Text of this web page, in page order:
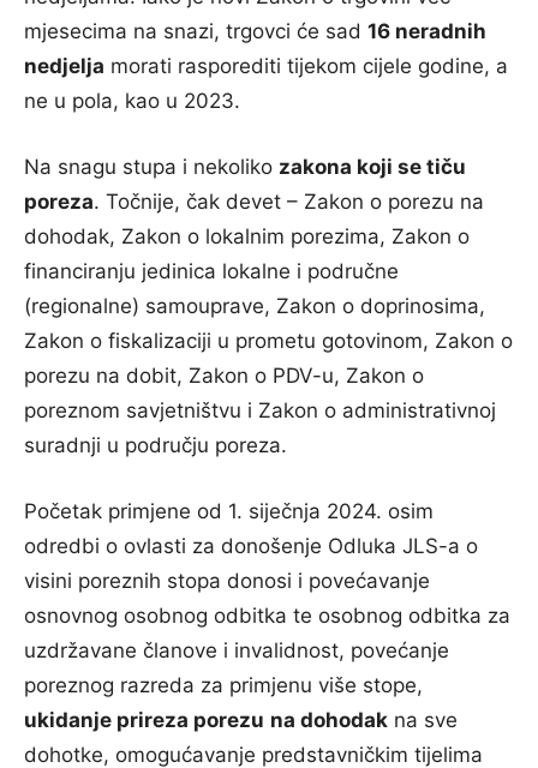
mjesecima na snazi, trgovci će sad 16 neradnih
nedjelja morati rasporediti tijekom cijele godine, a
ne u pola, kao u 2023.
Na snagu stupa i nekoliko zakona koji se tiču
poreza. Točnije, čak devet – Zakon o porezu na
dohodak, Zakon o lokalnim porezima, Zakon o
financiranju jedinica lokalne i područne
(regionalne) samouprave, Zakon o doprinosima,
Zakon o fiskalizaciji u prometu gotovinom, Zakon o
porezu na dobit, Zakon o PDV-u, Zakon o
poreznom savjetništvu i Zakon o administrativnoj
suradnji u području poreza.
Početak primjene od 1. siječnja 2024. osim
odredbi o ovlasti za donošenje Odluka JLS-a o
visini poreznih stopa donosi i povećavanje
osnovnog osobnog odbitka te osobnog odbitka za
uzdržavane članove i invalidnost, povećanje
poreznog razreda za primjenu više stope,
ukidanje prireza porezu na dohodak na sve
dohotke, omogućavanje predstavničkim tijelima